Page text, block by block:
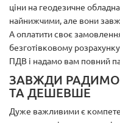
ціни на геодезичне
найнижчими, але вони
А оплатити своє
безготівковому
ПДВ і надамо вам повний
ЗАВЖДИ РАДИМО
ТА ДЕШЕВШЕ
Дуже важливими є